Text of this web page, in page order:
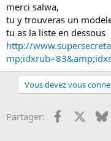
merci salwa,
tu y trouveras un
tu as la liste en dessous
http://
Vous devez vous
Partager: Facebook